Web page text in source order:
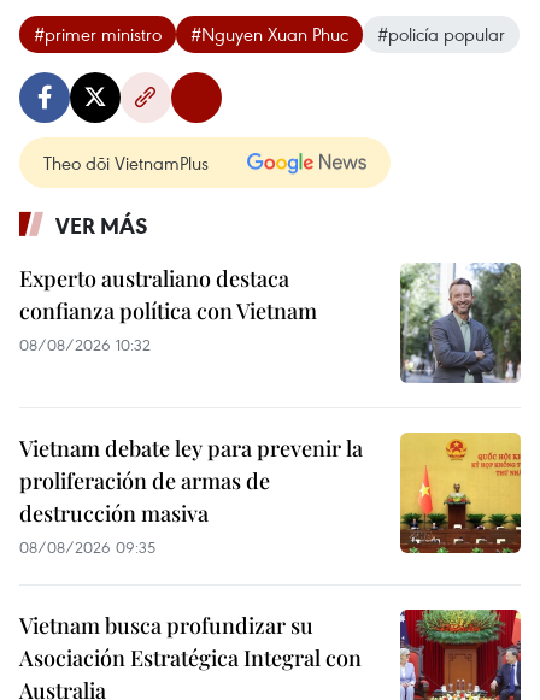
#primer ministro #Nguyen Xuan Phuc #policía popular
Theo dõi VietnamPlus
VER MÁS
Experto australiano destaca
confianza política con Vietnam
08/08/2026 10:32
Vietnam debate ley para prevenir la
proliferación de armas de
destrucción masiva
08/08/2026 09:35
Vietnam busca profundizar su
Asociación Estratégica Integral con
Australia